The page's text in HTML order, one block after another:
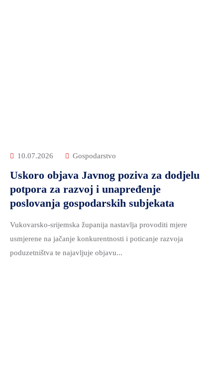
10.07.2026 Gospodarstvo
Uskoro objava Javnog poziva za dodjelu
potpora za razvoj i unapređenje
poslovanja gospodarskih subjekata
Vukovarsko-srijemska županija nastavlja provoditi mjere
usmjerene na jačanje konkurentnosti i poticanje razvoja
poduzetništva te najavljuje objavu...